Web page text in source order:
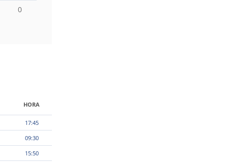
0
HORA
17:45
09:30
15:50